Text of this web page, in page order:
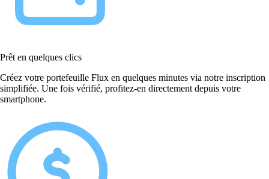
Prêt en quelques clics
Créez votre portefeuille Flux en quelques minutes via notre inscription
simplifiée. Une fois vérifié, profitez-en directement depuis votre
smartphone.